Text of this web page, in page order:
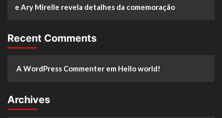
e Ary Mirelle revela detalhes da comemoração
Recent Comments
A WordPress Commenter em Hello world!
Archives